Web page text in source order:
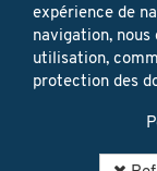
Restez à jour!
vendues ni
expérience de
navigation,
utilisation,
protection des